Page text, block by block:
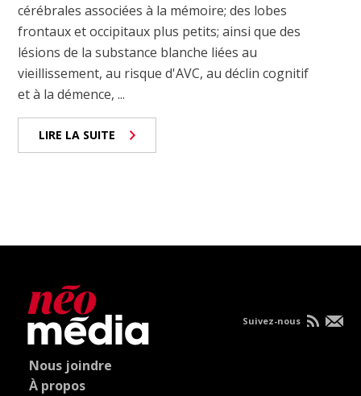
cérébrales associées à la mémoire; des lobes
frontaux et occipitaux plus petits; ainsi que des
lésions de la substance blanche liées au
vieillissement, au risque d'AVC, au déclin cognitif
et à la démence, ...
LIRE LA SUITE
Nous joindre
À propos
Suivez-nous